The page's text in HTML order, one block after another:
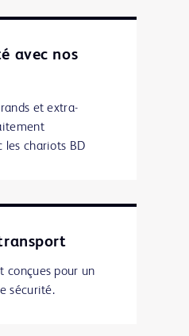
avec nos
et extra-
les chariots BD
conçues pour un
sécurité.